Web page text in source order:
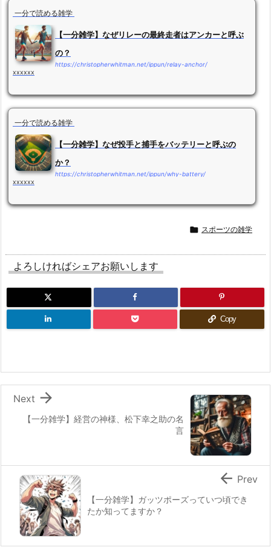
一分で読める雑学
【一分雑学】なぜリレーの最終走者はアンカーと呼ぶ
の？
https://christopherwhitman.net/ippun/relay-anchor/
xxxxxx
一分で読める雑学
【一分雑学】なぜ投手と捕手をバッテリーと呼ぶの
か？
https://christopherwhitman.net/ippun/why-battery/
xxxxxx
 スポーツの雑学
よろしければシェアお願いします
Copy
【一分雑学】経営の神様、松下幸之助の名
言

Next
【一分雑学】ガッツポーズっていつ頃でき
たか知ってますか？
 Prev